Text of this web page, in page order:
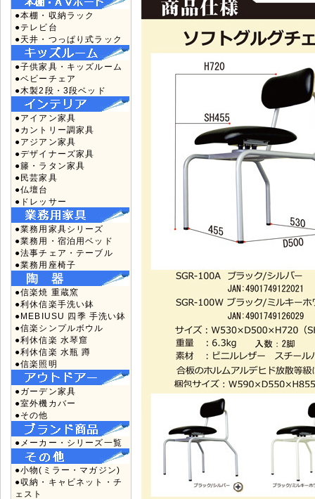
●本棚・収納ラック
●テレビ台
●天井・つっぱり式ラック
●子供家具・キッズルーム
●ベビーチェア
●木製2段・3段ベッド
●アイアン家具
●カントリー調家具
●アジアン家具
●デザイナーズ家具
●籐・ラタン家具
●民芸家具
●仏壇台
●ドレッサー
●業務用家具シリーズ
●業務用・宿泊用ベッド
●法事チェア・テーブル
●業務用座椅子
●信楽焼 重蔵窯
●利休信楽手洗い鉢
●MEBIUSU 四季 手洗い鉢
●信楽シンプルボウル
●利休信楽 水琴窟
●利休信楽 水瓶 蹲
●信楽照明
●ガーデン家具
●室外機カバー
●その他
●メーカー・シリーズ一覧
●小物(ミラー・マガジン)
●収納・キャビネット・チ
ェスト